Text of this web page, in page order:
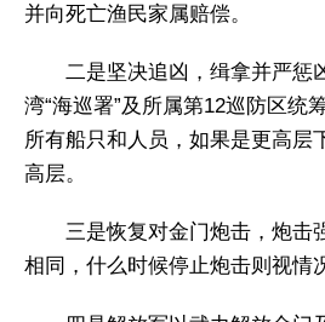
并向死亡渔民家属赔偿。
二是坚决追凶，缉拿并严惩
湾“海巡署”及所属第12巡防区统
所有船只和人员，如果是更高层
高层。
三是恢复对金门炮击，炮击
相同，什么时候停止炮击则视情